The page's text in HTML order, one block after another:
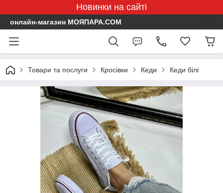
Новинки на сайті
онлайн-магазин МОЯПАРА.COM
Товари та послуги Кросівки Кеди Кеди білі